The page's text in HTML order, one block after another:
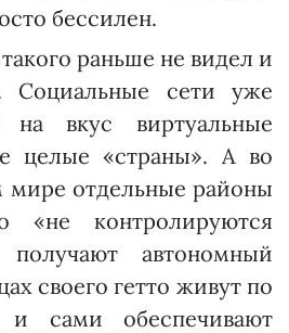
бессилен.
раньше не видел и
Социальные сети уже
на вкус виртуальные
целые «страны». А во
мире отдельные районы
контролируются
автономный
своего гетто живут по
и сами обеспечивают